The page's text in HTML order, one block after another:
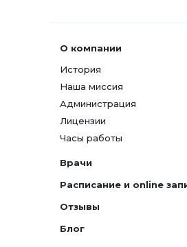
О компании
История
Наша миссия
Администрация
Лицензии
Часы работы
Врачи
Расписание и online
Отзывы
Блог